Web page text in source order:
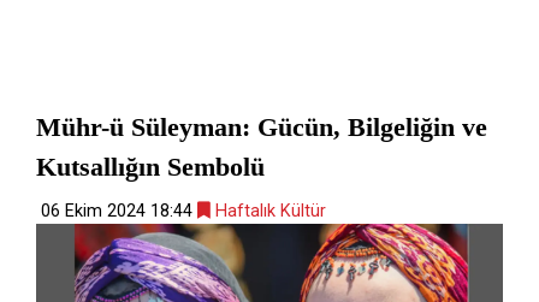
Mühr-ü Süleyman: Gücün, Bilgeliğin ve
Kutsallığın Sembolü
06 Ekim 2024 18:44 Haftalık Kültür